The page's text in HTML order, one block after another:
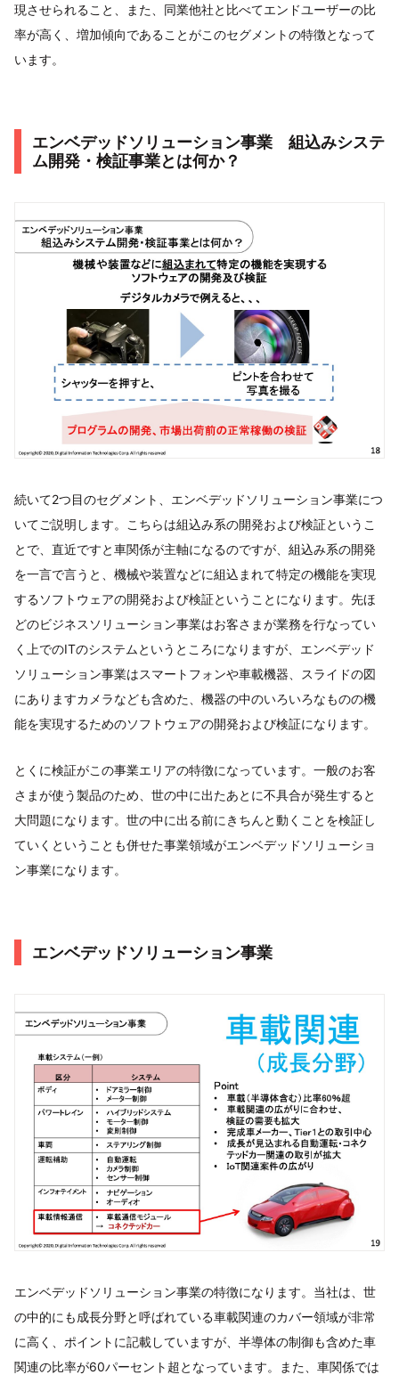
現させられること、また、同業他社と比べてエンドユーザーの比
率が高く、増加傾向であることがこのセグメントの特徴となって
います。
エンベデッドソリューション事業 組込みシステ
ム開発・検証事業とは何か？
続いて2つ目のセグメント、エンベデッドソリューション事業につ
いてご説明します。こちらは組込み系の開発および検証というこ
とで、直近ですと車関係が主軸になるのですが、組込み系の開発
を一言で言うと、機械や装置などに組込まれて特定の機能を実現
するソフトウェアの開発および検証ということになります。先ほ
どのビジネスソリューション事業はお客さまが業務を行なってい
く上でのITのシステムというところになりますが、エンベデッド
ソリューション事業はスマートフォンや車載機器、スライドの図
にありますカメラなども含めた、機器の中のいろいろなものの機
能を実現するためのソフトウェアの開発および検証になります。
とくに検証がこの事業エリアの特徴になっています。一般のお客
さまが使う製品のため、世の中に出たあとに不具合が発生すると
大問題になります。世の中に出る前にきちんと動くことを検証し
ていくということも併せた事業領域がエンベデッドソリューショ
ン事業になります。
エンベデッドソリューション事業
エンベデッドソリューション事業の特徴になります。当社は、世
の中的にも成長分野と呼ばれている車載関連のカバー領域が非常
に高く、ポイントに記載していますが、半導体の制御も含めた車
関連の比率が60パーセント超となっています。また、車関係では